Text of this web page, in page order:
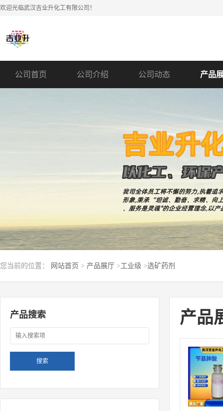
欢迎光临武汉吉业升化工有限公司！
公司首页 公司介绍 公司动态 产品
您当前的位置： 网站首页 > 产品展厅 >工业级 >选矿药剂
产品搜索 产品